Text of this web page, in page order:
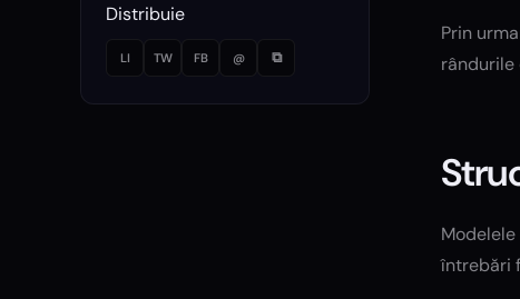
Distribuie
LI TW FB @ ⧉
Prin
rândurile
întrebări